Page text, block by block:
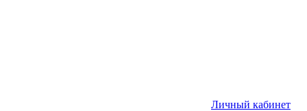
Личный кабинет